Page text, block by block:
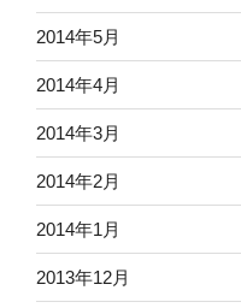
2014年5月
2014年4月
2014年3月
2014年2月
2014年1月
2013年12月